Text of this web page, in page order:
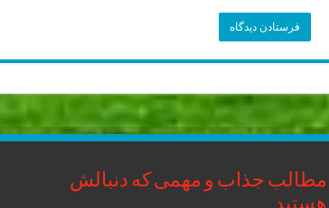
مطالب جذاب و مهمی که دنبالش